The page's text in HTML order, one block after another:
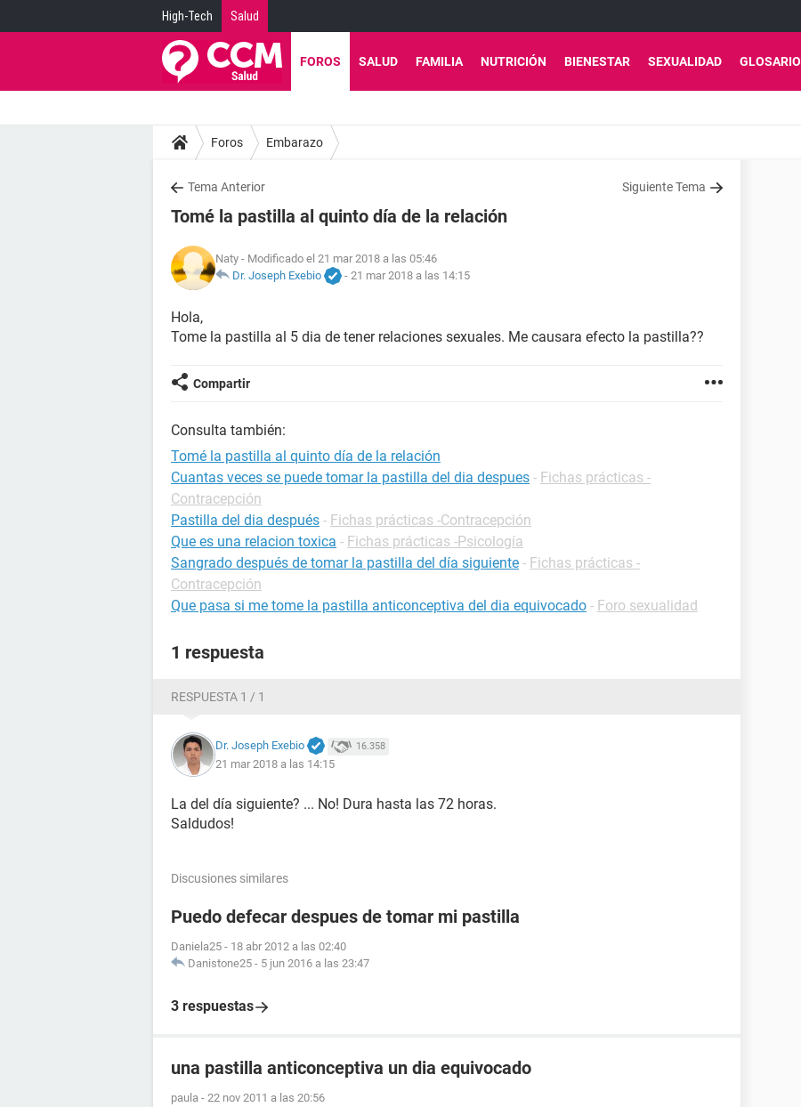
High-Tech Salud
FOROS SALUD FAMILIA NUTRICIÓN BIENESTAR SEXUALIDAD GLOSARIO
Foros Embarazo
Tema Anterior Siguiente Tema
Tomé la pastilla al quinto día de la relación
Naty - Modificado el 21 mar 2018 a las 05:46
Dr. Joseph Exebio
- 21 mar 2018 a las 14:15
Hola,
Tome la pastilla al 5 dia de tener relaciones sexuales. Me causara efecto la pastilla??
Compartir
Consulta también:
Tomé la pastilla al quinto día de la relación
Cuantas veces se puede tomar la pastilla del dia despues - Fichas prácticas -
Contracepción
Pastilla del dia después - Fichas prácticas -Contracepción
Que es una relacion toxica - Fichas prácticas -Psicología
Sangrado después de tomar la pastilla del día siguiente - Fichas prácticas -
Contracepción
Que pasa si me tome la pastilla anticonceptiva del dia equivocado - Foro sexualidad
1 respuesta
RESPUESTA 1 / 1
Dr. Joseph Exebio 16.358
21 mar 2018 a las 14:15
La del día siguiente? ... No! Dura hasta las 72 horas.
Saldudos!
Discusiones similares
Puedo defecar despues de tomar mi pastilla
Daniela25 - 18 abr 2012 a las 02:40
Danistone25 - 5 jun 2016 a las 23:47
3 respuestas
una pastilla anticonceptiva un dia equivocado
paula - 22 nov 2011 a las 20:56